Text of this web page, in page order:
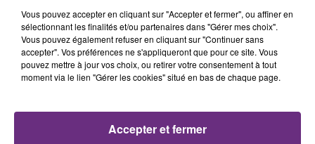
rémois. Le magasin JouéClub est contraint de
fermer ses portes.
TITRES DIFFUSÉS
Vous pouvez accepter en cliquant sur "Accepter et fermer", ou affiner en
sélectionnant les finalités et/ou partenaires dans "Gérer mes choix".
Vous pouvez également refuser en cliquant sur "Continuer sans
accepter". Vos préférences ne s'appliqueront que pour ce site. Vous
pouvez mettre à jour vos choix, ou retirer votre consentement à tout
moment via le lien "Gérer les cookies" situé en bas de chaque page.
Accepter et fermer